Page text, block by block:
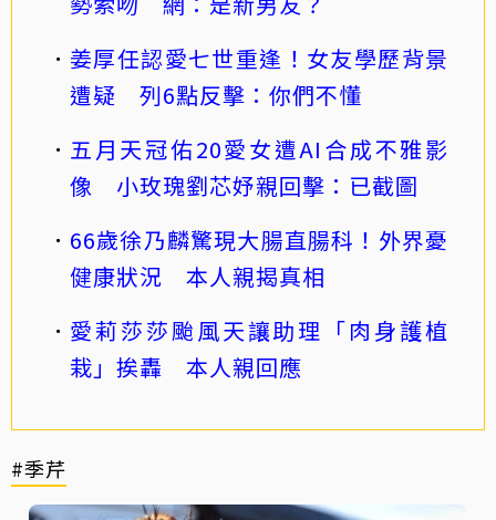
姜厚任認愛七世重逢！女友學歷背景
遭疑 列6點反擊：你們不懂
五月天冠佑20愛女遭AI合成不雅影
像 小玫瑰劉芯妤親回擊：已截圖
66歲徐乃麟驚現大腸直腸科！外界憂
健康狀況 本人親揭真相
愛莉莎莎颱風天讓助理「肉身護植
栽」挨轟 本人親回應
#季芹